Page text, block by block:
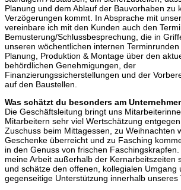
Planung und dem Ablauf der Bauvorhaben zu
Verzögerungen kommt. In Absprache mit
vereinbare ich mit den Kunden auch den
Bemusterung/Schlussbesprechung, die in
unseren wöchentlichen internen
Planung, Produktion & Montage über den
behördlichen Genehmigungen, der
Finanzierungssicherstellungen und der
auf den Baustellen.
Was schätzt du besonders am
Die Geschäftsleitung bringt uns
Mitarbeitern sehr viel Wertschätzung
Zuschuss beim Mittagessen, zu Weihnachten
Geschenke überreicht und zu Fasching
in den Genuss von frischen
meine Arbeit außerhalb der Kernarbeitszeiten
und schätze den offenen, kollegialen Umgang
gegenseitige Unterstützung innerhalb unseres